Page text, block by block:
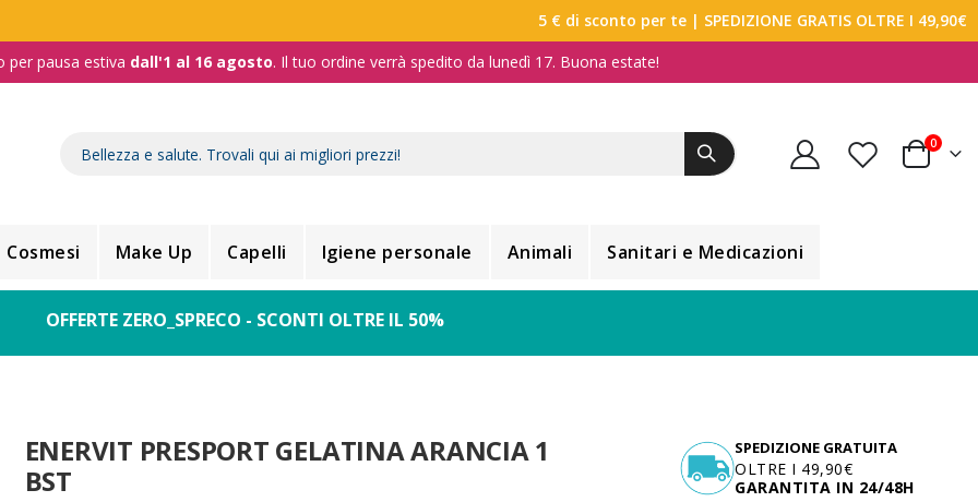
5 € di sconto per te | SPEDIZIONE GRATIS OLTRE I 49,90€
per pausa estiva dall'1 al 16 agosto. Il tuo ordine verrà spedito da lunedì 17. Buona estate!
Carrello
0
Cosmesi Make Up Capelli Igiene personale Animali Sanitari e Medicazioni
OFFERTE ZERO_SPRECO - SCONTI OLTRE IL 50%
ENERVIT PRESPORT GELATINA ARANCIA 1
BST
SPEDIZIONE GRATUITA
OLTRE I 49,90€
GARANTITA IN 24/48H